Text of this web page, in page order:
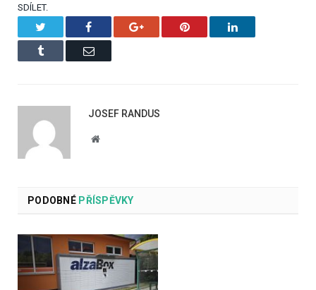
SDÍLET.
Facebook Google+ Pinterest LinkedIn
Tumblr Email
JOSEF RANDUS
Website
PODOBNÉPŘÍSPĚVKY